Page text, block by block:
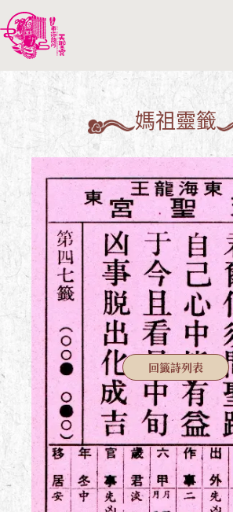
至
主
容
媽祖靈籤
回籤詩列表